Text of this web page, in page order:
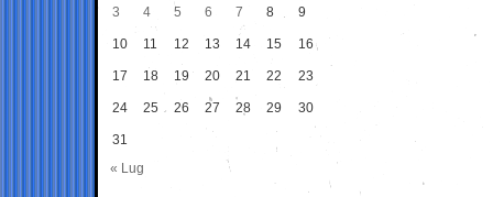
3 4 5 6 7 8 9
10 11 12 13 14 15 16
17 18 19 20 21 22 23
24 25 26 27 28 29 30
31
« Lug